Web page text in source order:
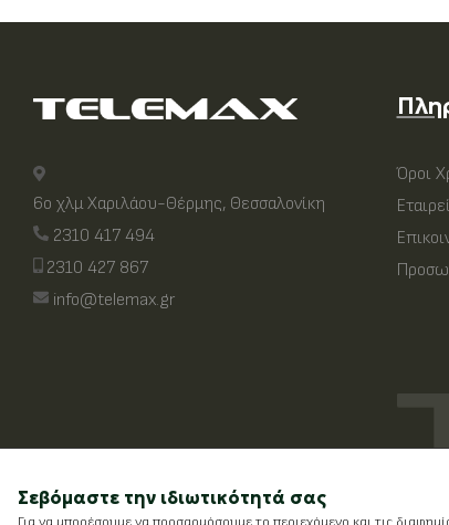
6ο χλμ Χαριλάου-Θέρμης, Θεσσαλονίκη
2310 417 494
2310 427 867
info@telemax.gr
Όροι
Σεβόμαστε την ιδιωτικότητά σας